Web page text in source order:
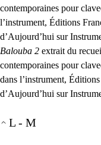
contemporaines pour
l’instrument, Éditions
d’Aujourd’hui sur
Balouba 2 extrait du
contemporaines pour
dans l’instrument,
d’Aujourd’hui sur
L - M